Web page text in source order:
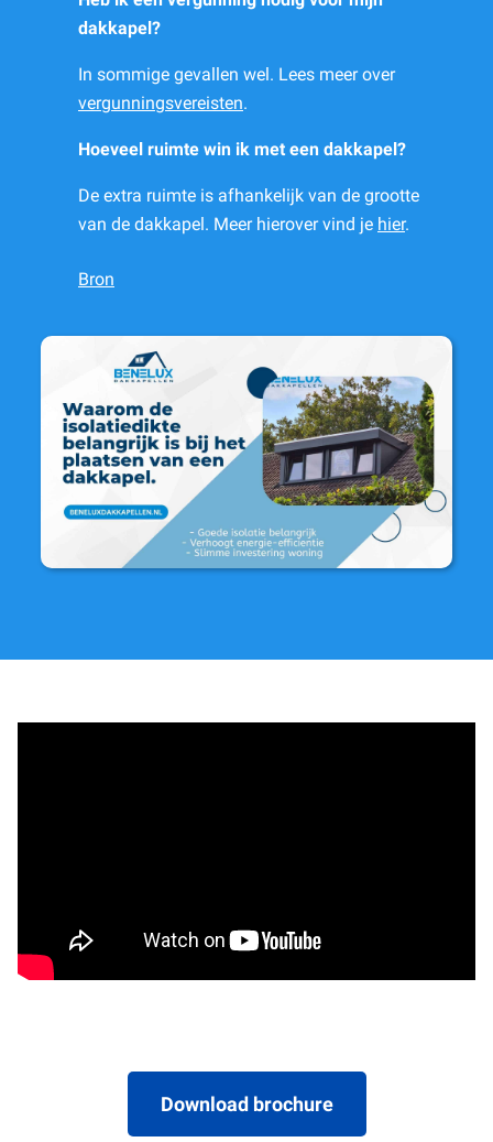
dakkapel?
In sommige gevallen wel. Lees meer over
vergunningsvereisten.
Hoeveel ruimte win ik met een dakkapel?
De extra ruimte is afhankelijk van de grootte
van de dakkapel. Meer hierover vind je hier.
Bron
Download brochure